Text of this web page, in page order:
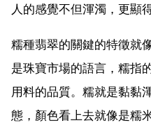
人的感覺不但渾濁，更顯
糯種翡翠的關鍵的特徵就
是珠寶市場的語言，糯指
用料的品質。糯就是黏黏
態，顏色看上去就像是糯